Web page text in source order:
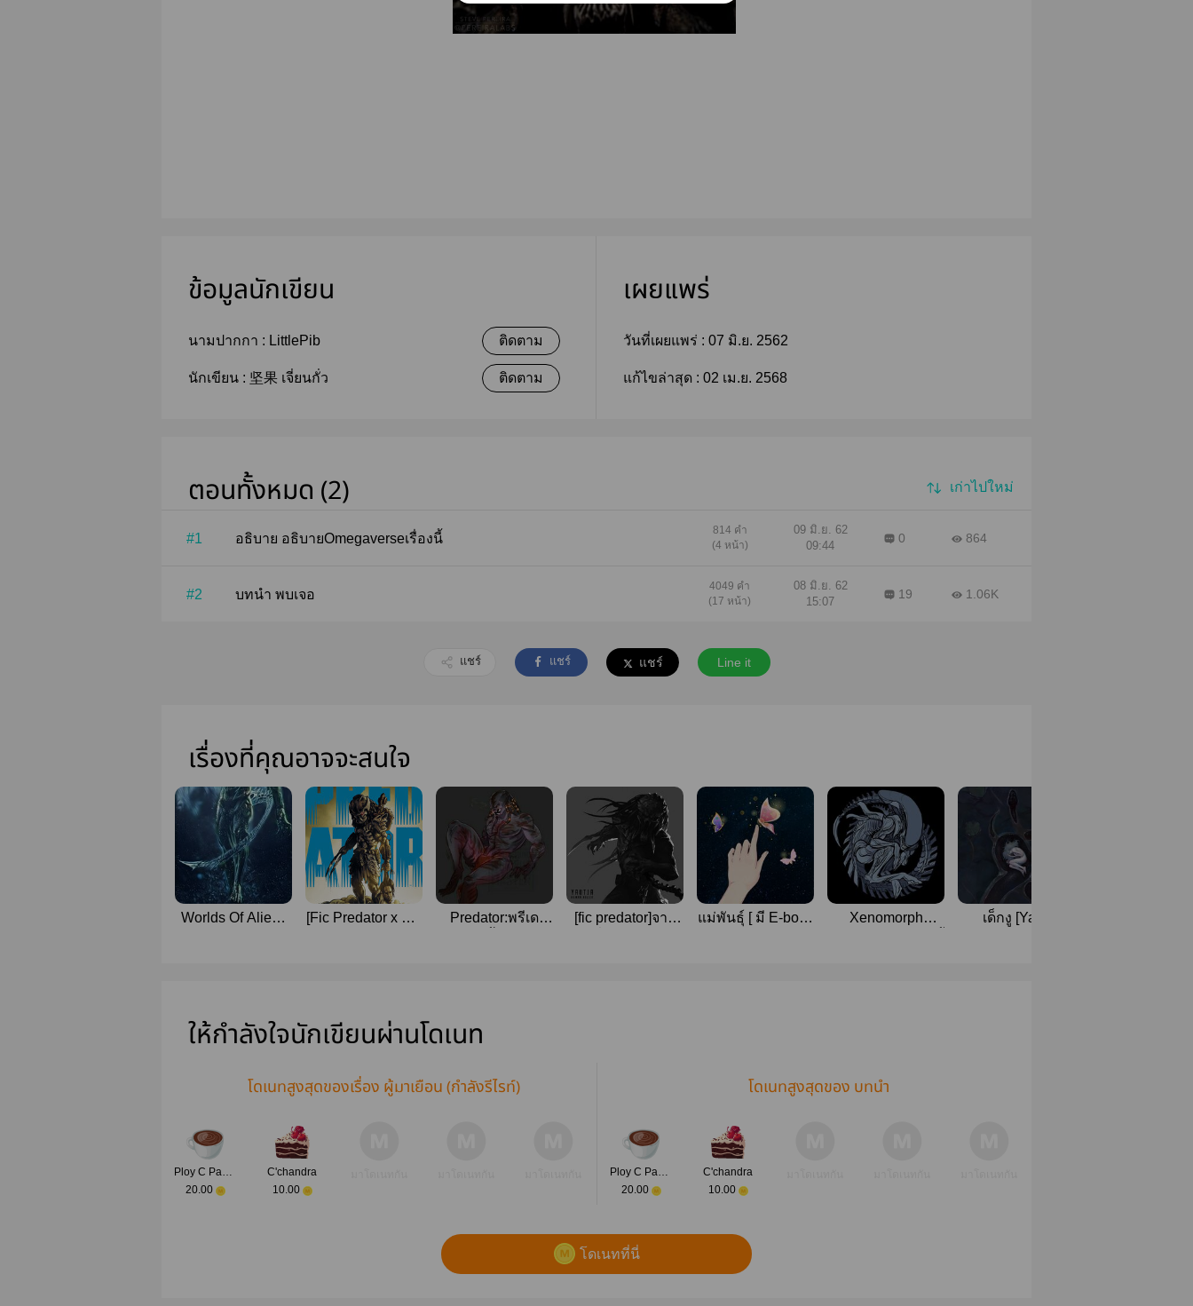
ข้อมูลนักเขียน
นามปากกา : LittlePib ติดตาม
นักเขียน : 坚果 เจี่ยนกั่ว ติดตาม
เผยแพร่
วันที่เผยแพร่ : 07 มิ.ย. 2562
แก้ไขล่าสุด : 02 เม.ย. 2568
ตอนทั้งหมด (2) เก่าไปใหม่
#1 อธิบาย อธิบายOmegaverseเรื่องนี้
814 คำ
(4 หน้า)
09 มิ.ย. 62
09:44
0 864
#2 บทนำ พบเจอ
4049 คำ
(17 หน้า)
08 มิ.ย. 62
15:07
19 1.06K
แชร์ แชร์ แชร์ Line it
เรื่องที่คุณอาจจะสนใจ
Worlds Of Aliens
[Fic Predator x OC
Predator:พรีเด
[fic predator]จาก
แม่พันธุ์ [ มี E-book
Xenomorph
เด็กงู [Yaoi]
ให้กำลังใจนักเขียนผ่านโดเนท
โดเนทสูงสุดของเรื่อง ผู้มาเยือน (กำลังรีไรท์)
Ploy C Pandy
20.00
C'chandra
10.00
โดเนทสูงสุดของ บทนำ
Ploy C Pandy
20.00
C'chandra
10.00
โดเนทที่นี่